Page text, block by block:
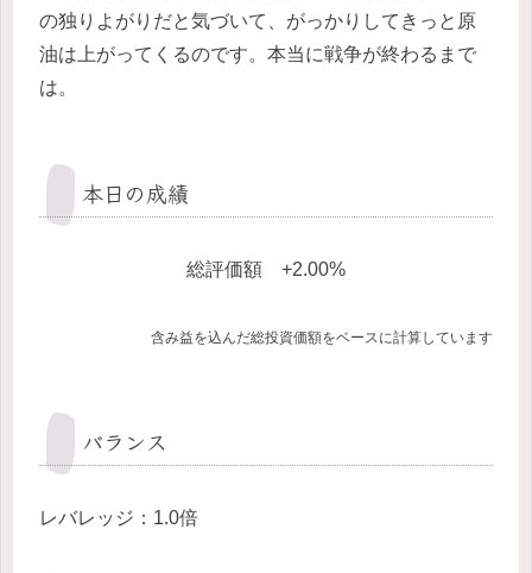
の独りよがりだと気づいて、がっかりしてきっと原
油は上がってくるのです。本当に戦争が終わるまで
は。
本日の成績
総評価額 +2.00%
含み益を込んだ総投資価額をベースに計算しています
バランス
レバレッジ：1.0倍